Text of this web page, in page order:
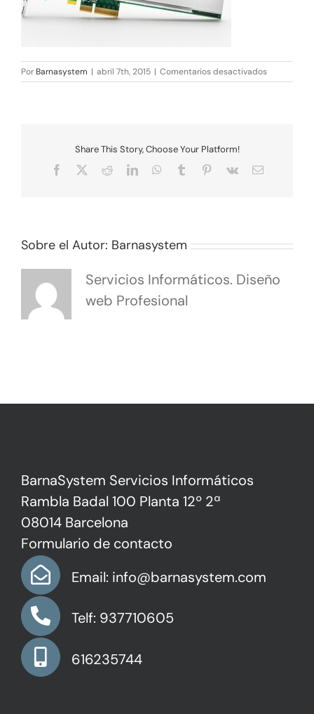
Por Barnasystem | abril 7th, 2015 | Comentarios desactivadosen
Share This Story, Choose Your Platform!
Facebook RedditLinkedInWhatsApp
Tumblr Pinterest
Vk
Correo
Sobre el Autor: Barnasystem
Servicios Informáticos. Diseño
web Profesional
BarnaSystem Servicios Informáticos
Rambla Badal 100 Planta 12º 2ª
08014 Barcelona
Formulario de contacto
Email: info@barnasystem.com
Telf: 937710605
616235744